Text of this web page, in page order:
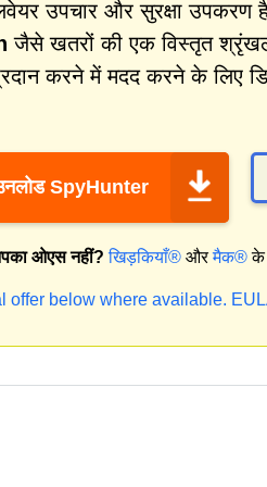
उपचार और सुरक्षा उपकरण
जैसे खतरों की एक विस्तृत
करने में मदद करने के लिए
SpyHunter
ओएस नहीं? खिड़कियाँ® औरमैक®के
offer below where available.